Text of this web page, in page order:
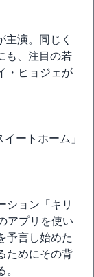
演。同じく
も、注目の若
・ヒョジェが
ートホーム」
ション「キリ
アプリを使い
予言し始めた
ためにその背